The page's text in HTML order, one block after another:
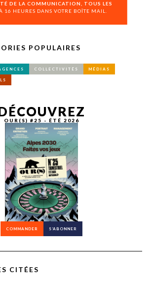
DE LA COMMUNICATION, TOUS LES
16 HEURES DANS VOTRE BOÎTE MAIL.
POPULAIRES
COLLECTIVITÉS MÉDIAS
OUR(S) #25 - ÉTÉ 2026
COMMANDER S’ABONNER
CITÉES